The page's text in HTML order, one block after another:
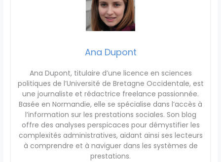
Ana Dupont
Ana Dupont, titulaire d’une licence en sciences
politiques de l’Université de Bretagne Occidentale, est
une journaliste et rédactrice freelance passionnée.
Basée en Normandie, elle se spécialise dans l’accès à
l’information sur les prestations sociales. Son blog
offre des analyses perspicaces pour démystifier les
complexités administratives, aidant ainsi ses lecteurs
à comprendre et à naviguer dans les systèmes de
prestations.